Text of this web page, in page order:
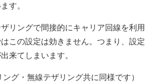
す。
リングで間接的にキャリア回線を利用
この設定は効きません。つまり、設定
来てしまいます。
ング・無線テザリング共に同様です）